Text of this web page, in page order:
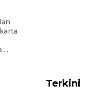
Terkini